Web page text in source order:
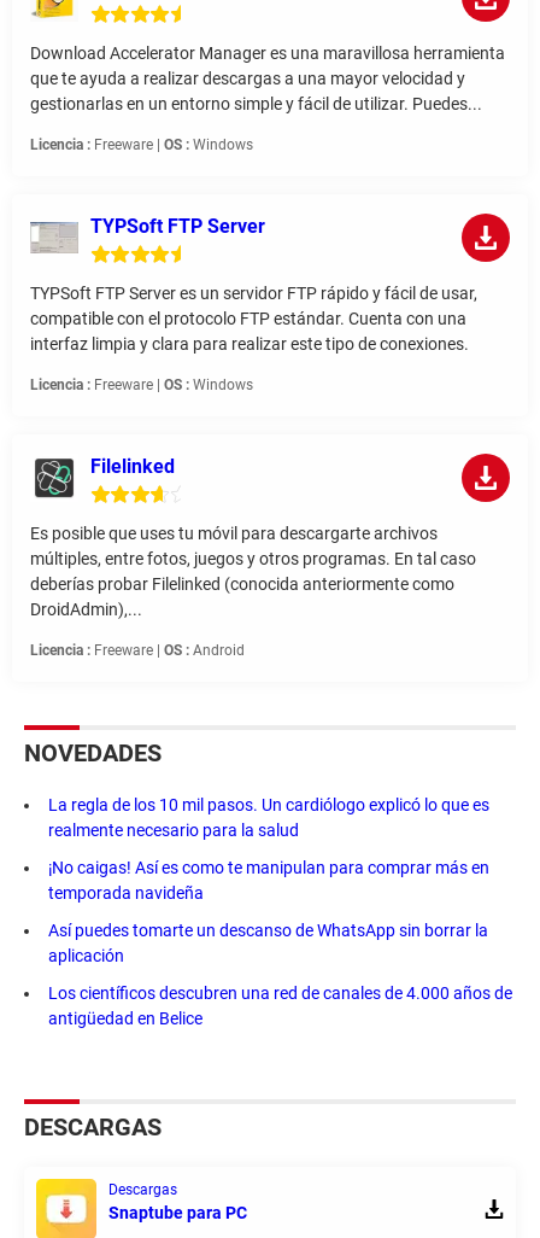
Download Accelerator Manager es una maravillosa herramienta
que te ayuda a realizar descargas a una mayor velocidad y
gestionarlas en un entorno simple y fácil de utilizar. Puedes...
Licencia : Freeware | OS : Windows
TYPSoft FTP Server
TYPSoft FTP Server es un servidor FTP rápido y fácil de usar,
compatible con el protocolo FTP estándar. Cuenta con una
interfaz limpia y clara para realizar este tipo de conexiones.
Licencia : Freeware | OS : Windows
Filelinked
Es posible que uses tu móvil para descargarte archivos
múltiples, entre fotos, juegos y otros programas. En tal caso
deberías probar Filelinked (conocida anteriormente como
DroidAdmin),...
Licencia : Freeware | OS : Android
NOVEDADES
La regla de los 10 mil pasos. Un cardiólogo explicó lo que es
realmente necesario para la salud
¡No caigas! Así es como te manipulan para comprar más en
temporada navideña
Así puedes tomarte un descanso de WhatsApp sin borrar la
aplicación
Los científicos descubren una red de canales de 4.000 años de
antigüedad en Belice
DESCARGAS
Descargas
Snaptube para PC